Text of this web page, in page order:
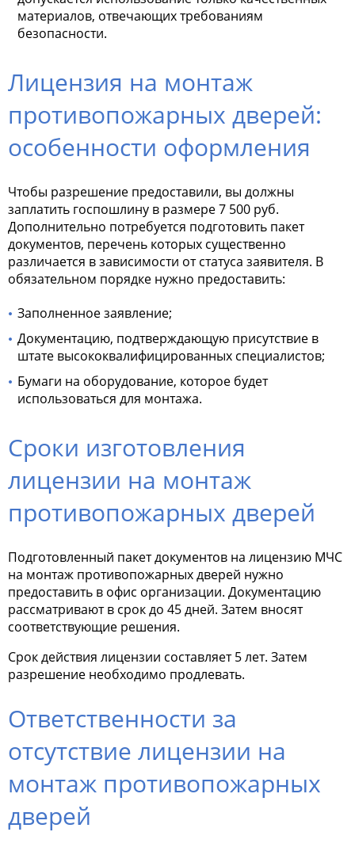
материалов, отвечающих требованиям
безопасности.
Лицензия на монтаж
противопожарных дверей:
особенности оформления
Чтобы разрешение предоставили, вы должны
заплатить госпошлину в размере 7 500 руб.
Дополнительно потребуется подготовить пакет
документов, перечень которых существенно
различается в зависимости от статуса заявителя. В
обязательном порядке нужно предоставить:
Заполненное заявление;
Документацию, подтверждающую присутствие в
штате высококвалифицированных специалистов;
Бумаги на оборудование, которое будет
использоваться для монтажа.
Сроки изготовления
лицензии на монтаж
противопожарных дверей
Подготовленный пакет документов на лицензию МЧС
на монтаж противопожарных дверей нужно
предоставить в офис организации. Документацию
рассматривают в срок до 45 дней. Затем вносят
соответствующие решения.
Срок действия лицензии составляет 5 лет. Затем
разрешение необходимо продлевать.
Ответственности за
отсутствие лицензии на
монтаж противопожарных
дверей